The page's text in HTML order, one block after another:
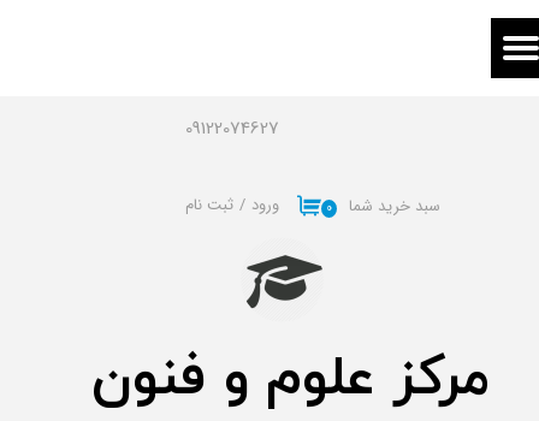
09122074627
مرکز علوم و فنون
۰ سبد خرید شما ورود / ثبت نام
حساب کاربری من
خروج از حساب کاربری